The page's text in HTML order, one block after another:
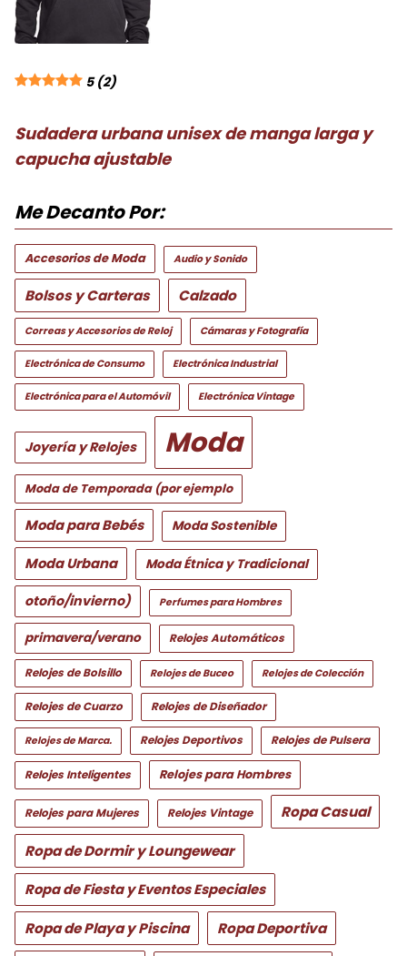
5 (2)
Sudadera urbana unisex de manga larga y
capucha ajustable
Me Decanto Por:
Accesorios de Moda Audio y Sonido
Bolsos y Carteras Calzado
Correas y Accesorios de Reloj Cámaras y Fotografía
Electrónica de Consumo Electrónica Industrial
Electrónica para el Automóvil Electrónica Vintage
Joyería y Relojes Moda
Moda de Temporada (por ejemplo
Moda para Bebés Moda Sostenible
Moda Urbana Moda Étnica y Tradicional
otoño/invierno) Perfumes para Hombres
primavera/verano Relojes Automáticos
Relojes de Bolsillo Relojes de Buceo Relojes de Colección
Relojes de Cuarzo Relojes de Diseñador
Relojes de Marca. Relojes Deportivos Relojes de Pulsera
Relojes Inteligentes Relojes para Hombres
Relojes para Mujeres Relojes Vintage Ropa Casual
Ropa de Dormir y Loungewear
Ropa de Fiesta y Eventos Especiales
Ropa de Playa y Piscina Ropa Deportiva